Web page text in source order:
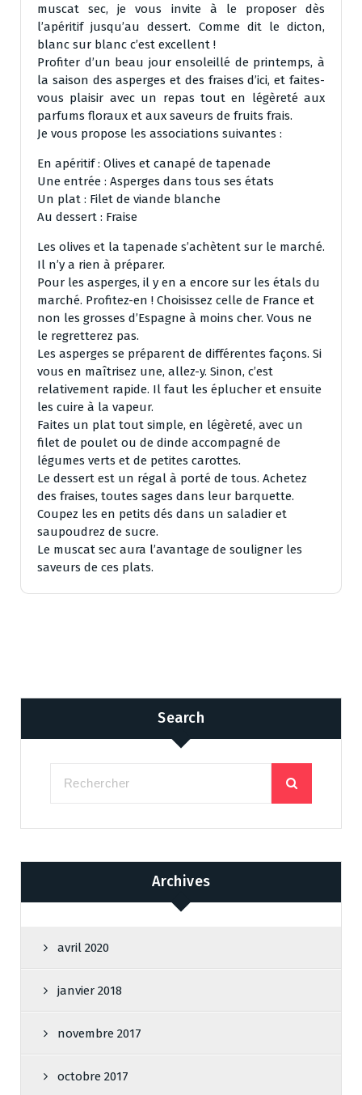
muscat sec, je vous invite à le proposer dès
l’apéritif jusqu’au dessert. Comme dit le dicton,
blanc sur blanc c’est excellent !
Profiter d’un beau jour ensoleillé de printemps, à
la saison des asperges et des fraises d’ici, et faites-
vous plaisir avec un repas tout en légèreté aux
parfums floraux et aux saveurs de fruits frais.
Je vous propose les associations suivantes :
En apéritif : Olives et canapé de tapenade
Une entrée : Asperges dans tous ses états
Un plat : Filet de viande blanche
Au dessert : Fraise
Les olives et la tapenade s’achètent sur le marché.
Il n’y a rien à préparer.
Pour les asperges, il y en a encore sur les étals du
marché. Profitez-en ! Choisissez celle de France et
non les grosses d’Espagne à moins cher. Vous ne
le regretterez pas.
Les asperges se préparent de différentes façons. Si
vous en maîtrisez une, allez-y. Sinon, c’est
relativement rapide. Il faut les éplucher et ensuite
les cuire à la vapeur.
Faites un plat tout simple, en légèreté, avec un
filet de poulet ou de dinde accompagné de
légumes verts et de petites carottes.
Le dessert est un régal à porté de tous. Achetez
des fraises, toutes sages dans leur barquette.
Coupez les en petits dés dans un saladier et
saupoudrez de sucre.
Le muscat sec aura l’avantage de souligner les
saveurs de ces plats.
Search
Archives
avril 2020
janvier 2018
novembre 2017
octobre 2017